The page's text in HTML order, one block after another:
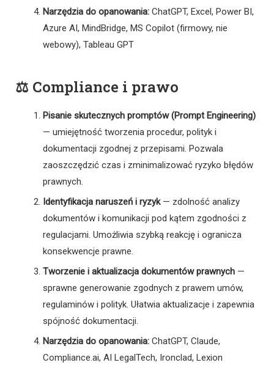
Narzędzia do opanowania: ChatGPT, Excel, Power BI,
Azure AI, MindBridge, MS Copilot (firmowy, nie
webowy), Tableau GPT
⚖️ Compliance i prawo
Pisanie skutecznych promptów (Prompt Engineering)
— umiejętność tworzenia procedur, polityk i
dokumentacji zgodnej z przepisami. Pozwala
zaoszczędzić czas i zminimalizować ryzyko błędów
prawnych.
Identyfikacja naruszeń i ryzyk— zdolność analizy
dokumentów i komunikacji pod kątem zgodności z
regulacjami. Umożliwia szybką reakcję i ogranicza
konsekwencje prawne.
Tworzenie i aktualizacja dokumentów prawnych —
sprawne generowanie zgodnych z prawem umów,
regulaminów i polityk. Ułatwia aktualizacje i zapewnia
spójność dokumentacji.
Narzędzia do opanowania: ChatGPT, Claude,
Compliance.ai, AI LegalTech, Ironclad, Lexion